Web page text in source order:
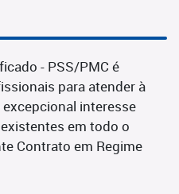
- PSS/PMC é
para atender à
interesse
em todo o
Contrato em Regime